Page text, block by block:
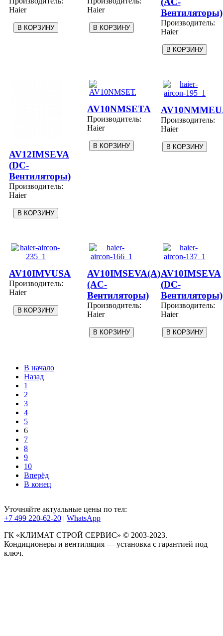
Haier
Haier
Вентиляторы)
Производитель:
Haier
AV12IMSEVA
(DC-
Вентиляторы)
Производитель:
Haier
AV10NMSETA
Производитель:
Haier
Производитель:
Haier
AV10IMVUSA
Производитель:
Haier
AV10IMSEVA(A)
(AC-
Вентиляторы)
Производитель:
Haier
AV10IMSEVA
(DC-
Вентиляторы)
Производитель:
Haier
В начало
Назад
1
2
3
4
5
6
7
8
9
10
Вперёд
В конец
Уточняйте актуальные цены по тел:
+7 499 220-62-20 | WhatsАpp
ГК «КЛИМАТ СТРОЙ СЕРВИС» © 2003-2023.
Кондиционеры и вентиляция — установка с гарантией под
ключ.